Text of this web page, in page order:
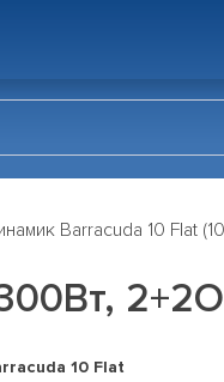
Barracuda 10 Flat
10 Flat